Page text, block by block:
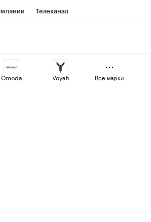
Телеканал
Проверка контрагентов
Omoda Voyah Все марки